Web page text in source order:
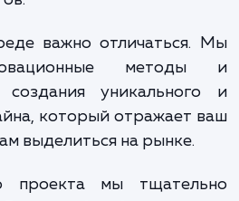
для вашей
психологии
работаем над тем,